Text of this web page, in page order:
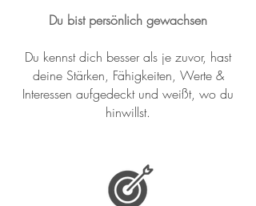
Du bist persönlich gewachsen
Du kennst dich besser als je zuvor, hast
deine Stärken, Fähigkeiten, Werte &
Interessen aufgedeckt und weißt, wo du
hinwillst.